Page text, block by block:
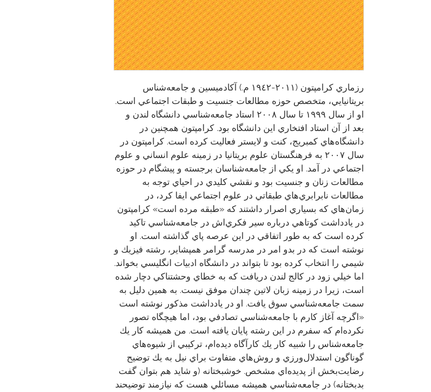
رزماري كرامپتون (٢٠١١-١٩٤٢ م.) آكادميسين و جامعه‌شناس
بريتانيايي، متخصص حوزه مطالعات جنسيت و طبقات اجتماعي است.
او از سال ١٩٩٩ تا سال ٢٠٠٨ استاد جامعه‌شناسي دانشگاه لندن و
بعد از آن استاد افتخاري اين دانشگاه بود. كرامپتون همچنين در
دانشگاه‌هاي كمبريج، كنت و لايستر فعاليت كرده است. كرامپتون در
سال ٢٠٠٧ به فرهنگستان علوم بريتانيا در زمينه علوم انساني و علوم
اجتماعي در آمد. او يكي از جامعه‌شناسان برجسته و پيشگام در حوزه
مطالعات زنان و جنسيت بود و نقشي كليدي در احياي توجه به
مطالعات نابرابري‌هاي طبقاتي در علوم اجتماعي ايفا كرد، در
زمان‌هاي كه بسياري اصرار داشتند كه «طبقه مرده است» كرامپتون
در يادداشت كوتاهي درباره سير فكري‌اش در جامعه‌شناسي تاكيد
كرده است كه به طور اتفاقي در اين عرصه پاي گذاشته است. او
نوشته است كه در بدو امر در مدرسه گرامر همپشاير، رشته فيزيك و
شيمي را انتخاب كرده بود تا بتواند در دانشگاه ادبيات انگليسي بخواند.
اما خيلي زود در كالج لندن دريافت كه به خطاي وحشتناكي دچار شده
است، زيرا در زمينه زبان لاتين چندان موفق نيست. به همين دليل به
سمت جامعه‌شناسي سوق يافت. او در يادداشت مذكور نوشته است
«اگرچه آغاز كارم با جامعه‌شناسي تصادفي بود، اما هيچگاه تصور
نكرده‌ام كه سفرم در اين رشته پايان يافته است. من هميشه كار يك
جامعه‌شناس را شبيه كار يك كارآگاه ديده‌ام، تركيبي از شيوه‌هاي
گوناگون استدلال‌ورزي و روش‌هاي متفاوت براي نيل به يك توضيح
رضايت‌بخش از پديده‌اي مشخص. خوشبختانه (و شايد هم بتوان گفت
بدبختانه) در جامعه‌شناسي هميشه مسائلي هست كه نيازمند توضيحند